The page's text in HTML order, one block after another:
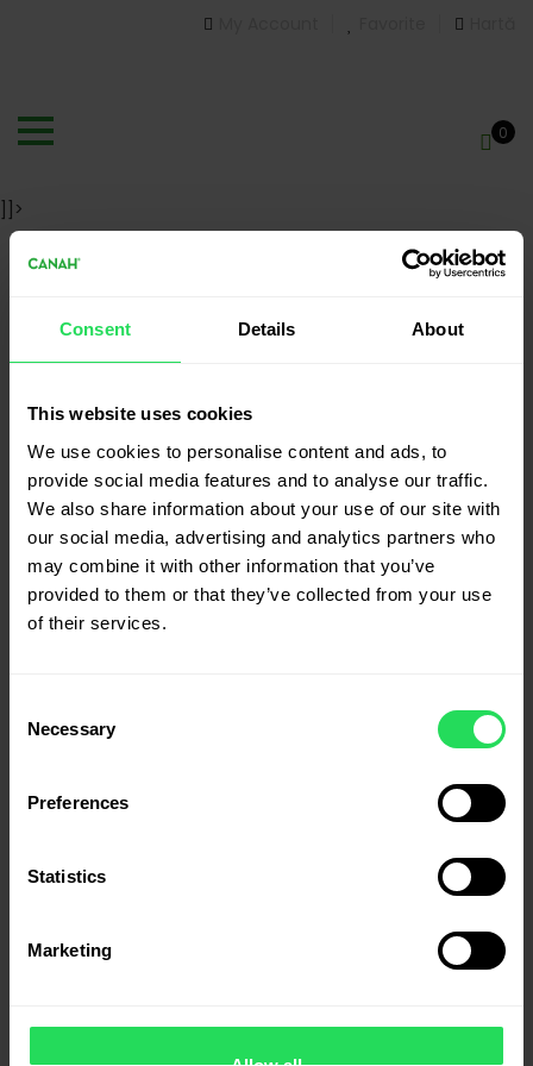
Consent Details About
This website uses cookies
We use cookies to personalise content and ads, to
provide social media features and to analyse our traffic.
We also share information about your use of our site with
our social media, advertising and analytics partners who
may combine it with other information that you’ve
provided to them or that they’ve collected from your use
of their services.
Selection
Necessary
Preferences
Statistics
Marketing
0
]]>
[wcv_vendorslist]
Despre noi
"Punctul nostru forte este faptul că de 14 ani procesăm
semințe de cânepă și în tot acest timp ne-am dezvoltat
cu ajutorul clienților și al furnizorilor."
Informații
Blog
+40 259 373 336
Pentru o cerere personalizată vă rugăm săne contactați.